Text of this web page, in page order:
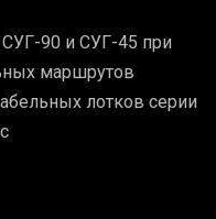
90 и СУГ-45 при
маршрутов
лотков серии